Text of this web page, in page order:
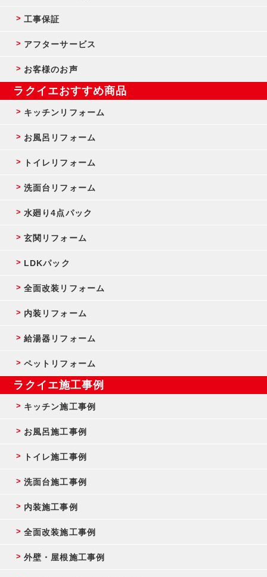
工事保証
アフターサービス
お客様のお声
ラクイエおすすめ商品
キッチンリフォーム
お風呂リフォーム
トイレリフォーム
洗面台リフォーム
水廻り4点パック
玄関リフォーム
LDKパック
全面改装リフォーム
内装リフォーム
給湯器リフォーム
ペットリフォーム
ラクイエ施工事例
キッチン施工事例
お風呂施工事例
トイレ施工事例
洗面台施工事例
内装施工事例
全面改装施工事例
外壁・屋根施工事例